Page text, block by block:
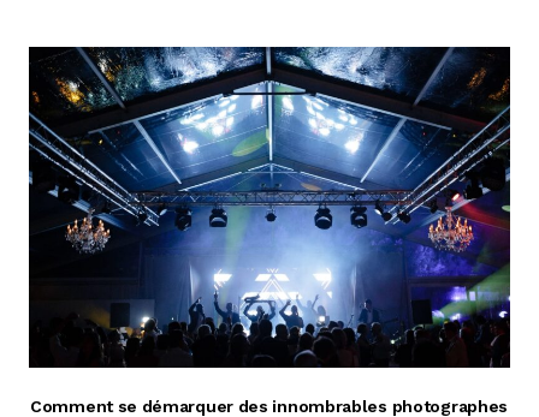
Comment se démarquer des innombrables photographes